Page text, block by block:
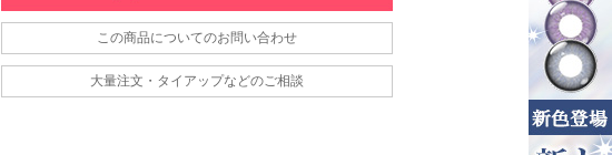
この商品についてのお問い合わせ
大量注文・タイアップなどのご相談